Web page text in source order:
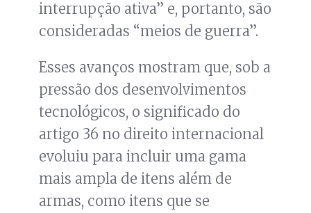
interrupção ativa” e, portanto, são
consideradas “meios de guerra”.
Esses avanços mostram que, sob a
pressão dos desenvolvimentos
tecnológicos, o significado do
artigo 36 no direito internacional
evoluiu para incluir uma gama
mais ampla de itens além de
armas, como itens que se